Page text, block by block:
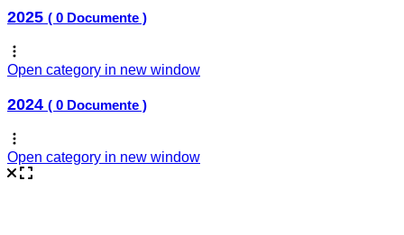
2025 ( 0 Documente )
Open category in new window
2024 ( 0 Documente )
Open category in new window